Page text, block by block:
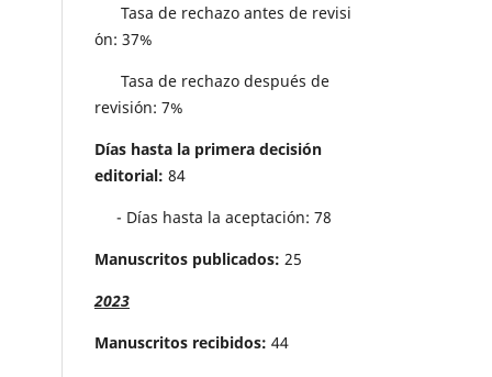
Tasa de rechazo antes de revisi
´on: 37%
Tasa de rechazo después de
revisión: 7%
Días hasta la primera decisión
editorial: 84
- Días hasta la aceptación: 78
Manuscritos publicados: 25
2023
Manuscritos recibidos: 44